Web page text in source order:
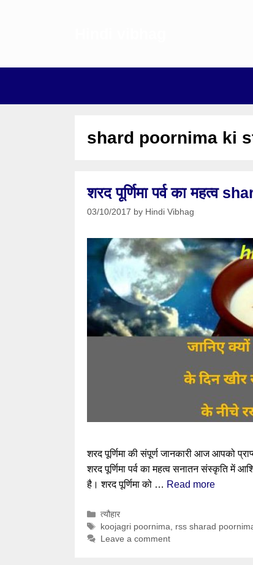
shard poornima ki
शरद पूर्णिमा पर्व का
03/10/2017 by Hindi Vibhag
शरद पूर्णिमा की संपूर्ण जानकारी आज आपको
शरद पूर्णिमा पर्व का महत्व सनातन संस्कृति में
है। शरद पूर्णिमा को … Read more
Categories
त्यौहार
Tags
koojagri poornima rss sharad
Leave a comment